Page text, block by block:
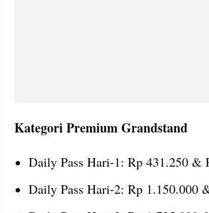
Kategori Premium Grandstand
Daily Pass Hari-1: Rp 431.250 &
Daily Pass Hari-2: Rp 1.150.000